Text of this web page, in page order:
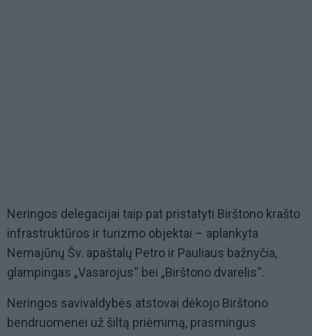
Neringos delegacijai taip pat pristatyti Birštono krašto
infrastruktūros ir turizmo objektai – aplankyta
Nemajūnų Šv. apaštalų Petro ir Pauliaus bažnyčia,
glampingas „Vasarojus“ bei „Birštono dvarelis“.
Neringos savivaldybės atstovai dėkojo Birštono
bendruomenei už šiltą priėmimą, prasmingus